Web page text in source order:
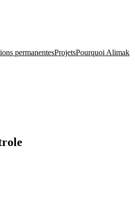
permanentesProjetsPourquoi Alimak